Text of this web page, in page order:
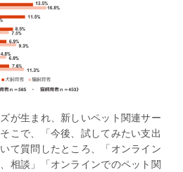
が生まれ、新しいペット関連サー
こで 、「今後、試してみたい支出
て質問したところ、
「オンライン
相談」「オンラインでのペット関